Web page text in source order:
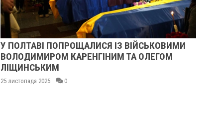
У ПОЛТАВІ ПОПРОЩАЛИСЯ ІЗ ВІЙСЬКОВИМИ
ВОЛОДИМИРОМ КАРЕНГІНИМ ТА ОЛЕГОМ
ЛІЩИНСЬКИМ
25 листопада 2025 0